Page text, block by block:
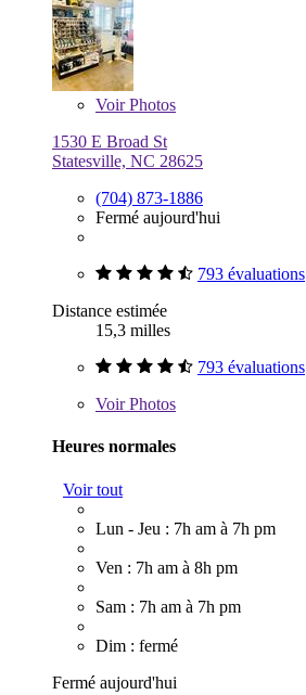
VoirPhotos
1530 E Broad St
Statesville, NC 28625
(704) 873-1886
Fermé aujourd'hui
793 évaluations
Distance estimée
15,3 milles
793 évaluations
VoirPhotos
Heures normales
Voir tout
Lun - Jeu : 7h am à 7h pm
Ven : 7h am à 8h pm
Sam : 7h am à 7h pm
Dim : fermé
Fermé aujourd'hui